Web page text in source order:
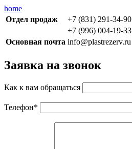
home
Отдел продаж
+7 (831) 291-34-90
+7 (996) 004-19-33
Основная почта info@plastrezerv.ru
Заявка на звонок
Как к вам обращаться
Телефон*